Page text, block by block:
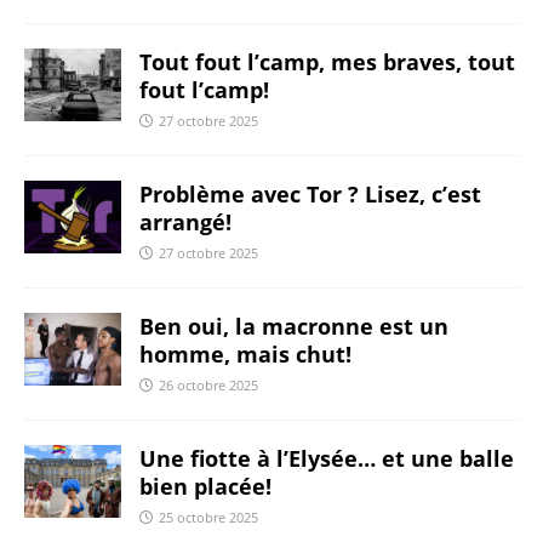
Tout fout l’camp, mes braves, tout
fout l’camp!
27 octobre 2025
Problème avec Tor ? Lisez, c’est
arrangé!
27 octobre 2025
Ben oui, la macronne est un
homme, mais chut!
26 octobre 2025
Une fiotte à l’Elysée… et une balle
bien placée!
25 octobre 2025